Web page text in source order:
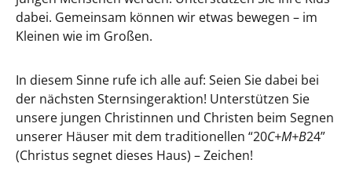
dabei. Gemeinsam können wir etwas bewegen – im
Kleinen wie im Großen.
In diesem Sinne rufe ich alle auf: Seien Sie dabei bei
der nächsten Sternsingeraktion! Unterstützen Sie
unsere jungen Christinnen und Christen beim Segnen
unserer Häuser mit dem traditionellen “20C+M+B24”
(Christus segnet dieses Haus) – Zeichen!